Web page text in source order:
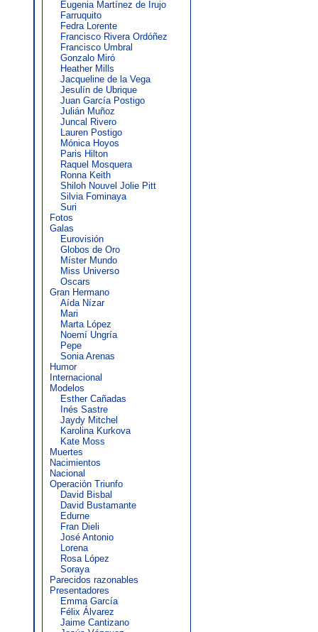
Eugenia Martínez de Irujo
Farruquito
Fedra Lorente
Francisco Rivera Ordóñez
Francisco Umbral
Gonzalo Miró
Heather Mills
Jacqueline de la Vega
Jesulín de Ubrique
Juan García Postigo
Julián Muñoz
Juncal Rivero
Lauren Postigo
Mónica Hoyos
Paris Hilton
Raquel Mosquera
Ronna Keith
Shiloh Nouvel Jolie Pitt
Silvia Fominaya
Suri
Fotos
Galas
Eurovisión
Globos de Oro
Míster Mundo
Miss Universo
Oscars
Gran Hermano
Aída Nízar
Mari
Marta López
Noemí Ungría
Pepe
Sonia Arenas
Humor
Internacional
Modelos
Esther Cañadas
Inés Sastre
Jaydy Mitchel
Karolina Kurkova
Kate Moss
Muertes
Nacimientos
Nacional
Operación Triunfo
David Bisbal
David Bustamante
Edurne
Fran Dieli
José Antonio
Lorena
Rosa López
Soraya
Parecidos razonables
Presentadores
Emma García
Félix Álvarez
Jaime Cantizano